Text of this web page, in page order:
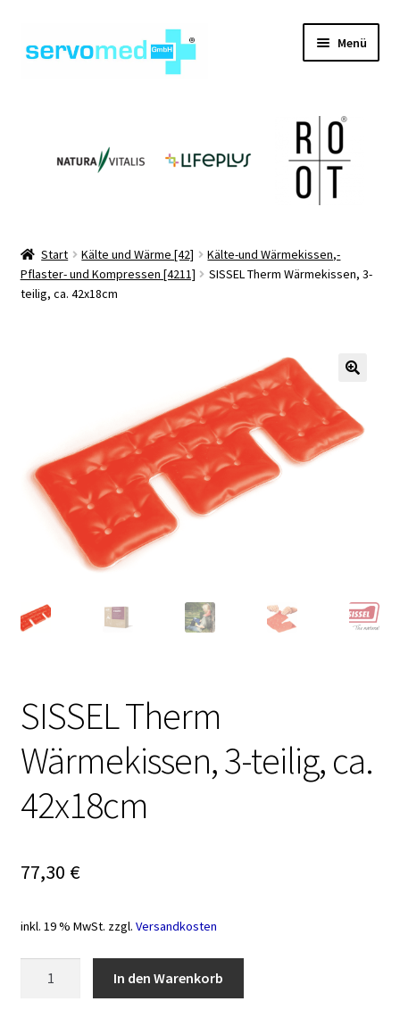
Navigation
Inhalt
Menü
öffnen
Pflegehilfsmittel
Informationen
Start Kälte und Wärme [42]
Kälte-und Wärmekissen,-
Pflaster- und Kompressen [4211]
SISSEL Therm Wärmekissen, 3-
teilig, ca. 42x18cm
SISSEL Therm
Wärmekissen, 3-teilig, ca.
42x18cm
77,30 €
inkl. 19 % MwSt. zzgl. Versandkosten
In den Warenkorb